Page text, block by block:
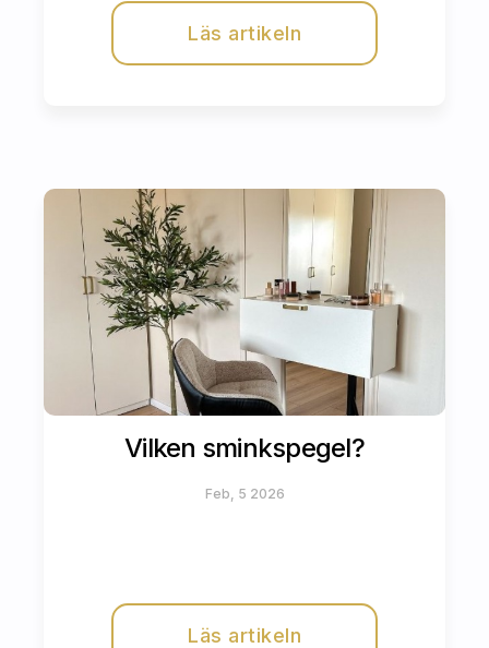
Läs artikeln
Vilken sminkspegel?
Feb, 5 2026
Läs artikeln